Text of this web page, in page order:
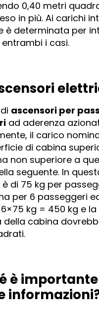
0,40 metri
in più. Ai carichi
è determinata per
entrambi i casi.
ascensori per
ad aderenza
il carico
di cabina
non superiore a
seguente. In
di 75 kg per
per 6 passeggeri
kg = 450 kg e
cabina
è